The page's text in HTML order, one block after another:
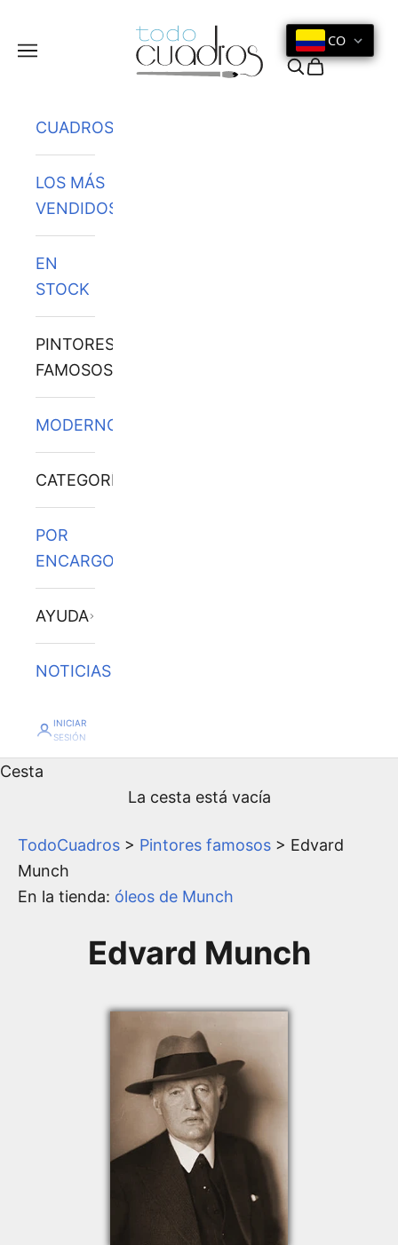
Menú
CO
Buscar
Cesta
CUADROS
LOS MÁS
VENDIDOS
EN
STOCK
PINTORES
FAMOSOS
MODERNOS
CATEGORÍAS
POR
ENCARGO
AYUDA
NOTICIAS
INICIAR
SESIÓN
Cesta
La cesta está vacía
TodoCuadros > Pintores famosos > Edvard
Munch
En la tienda: óleos de Munch
Edvard Munch